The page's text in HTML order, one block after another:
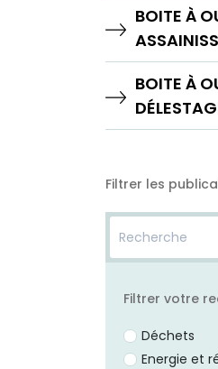
BOITE À
BOITE À
Filtrer les
Filtrer votre
Déchets
Energie et